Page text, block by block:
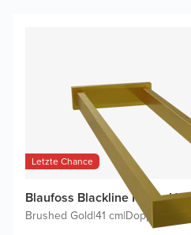
Letzte Chance
Blaufoss Blackline Noma
Brushed Gold|41 cm|Doppel